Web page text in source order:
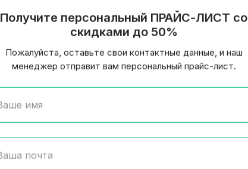
Получите персональный ПРАЙС-ЛИСТ со
скидками до 50%
Пожалуйста, оставьте свои контактные данные, и наш
менеджер отправит вам персональный прайс-лист.